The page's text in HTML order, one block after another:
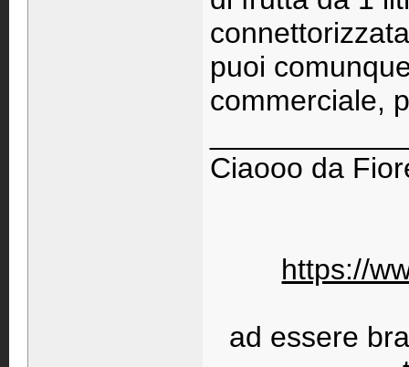
puoi
commerciale,
Ciaooo da
https://
ad essere